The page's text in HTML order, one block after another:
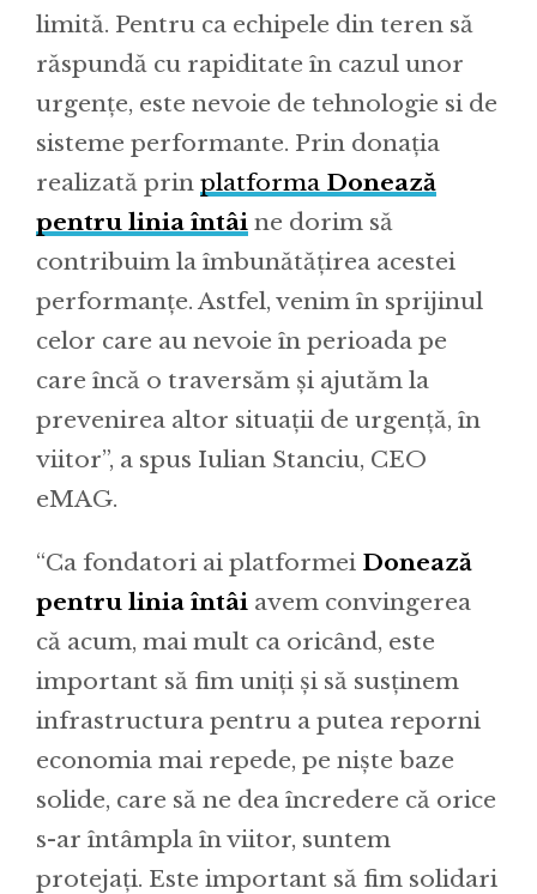
limită. Pentru ca echipele din teren să
răspundă cu rapiditate în cazul unor
urgențe, este nevoie de tehnologie si de
sisteme performante. Prin donația
realizată prin platforma Donează
pentru linia întâi ne dorim să
contribuim la îmbunătățirea acestei
performanțe. Astfel, venim în sprijinul
celor care au nevoie în perioada pe
care încă o traversăm și ajutăm la
prevenirea altor situații de urgență, în
viitor”, a spus Iulian Stanciu, CEO
eMAG.
“Ca fondatori ai platformei Donează
pentru linia întâi avem convingerea
că acum, mai mult ca oricând, este
important să fim uniți și să susținem
infrastructura pentru a putea reporni
economia mai repede, pe niște baze
solide, care să ne dea încredere că orice
s-ar întâmpla în viitor, suntem
protejați. Este important să fim solidari